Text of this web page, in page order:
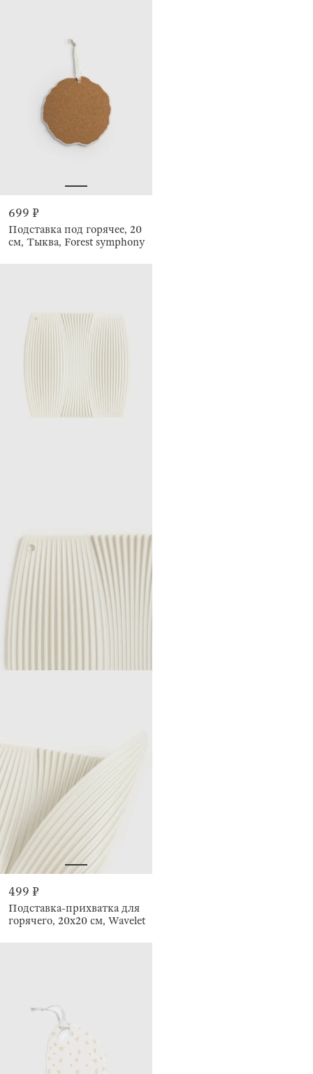
699 ₽
Подставка под горячее, 20
см, Тыква, Forest symphony
499 ₽
Подставка-прихватка для
горячего, 20х20 см, Wavelet